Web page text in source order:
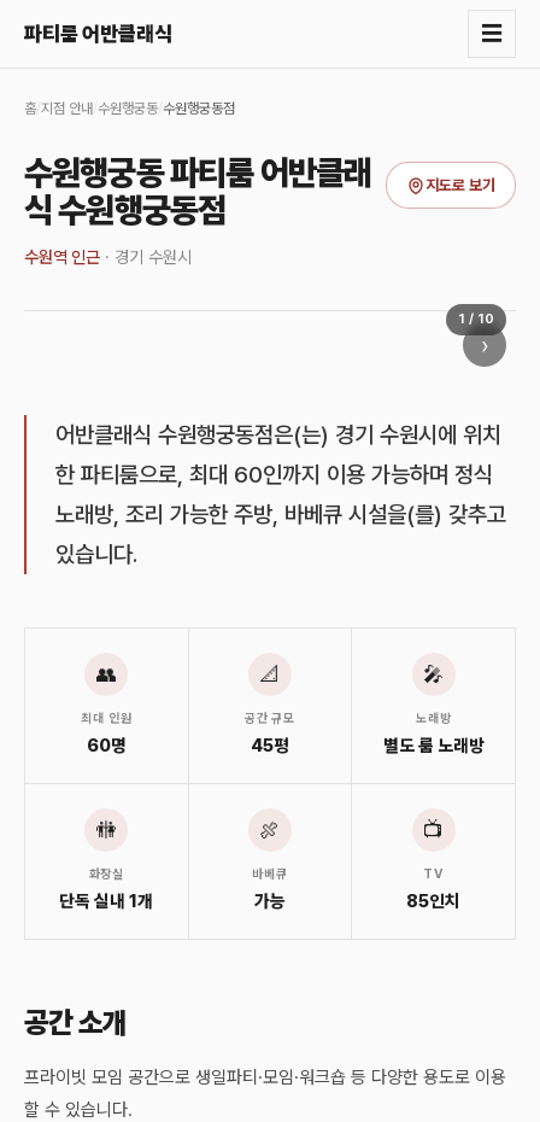
파티룸 어반클래식 ☰
홈/ 지점 안내 수원행궁동 수원행궁동점
수원행궁동 파티룸 어반클래
식 수원행궁동점
지도로 보기
수원역 인근 · 경기 수원시
›
1 / 10
어반클래식 수원행궁동점은(는) 경기 수원시에 위치
한 파티룸으로, 최대 60인까지 이용 가능하며 정식
노래방, 조리 가능한 주방, 바베큐 시설을(를) 갖추고
있습니다.
👥
최대 인원
60명
📐
공간 규모
45평
🎤
노래방
별도 룸 노래방
🚻
화장실
단독 실내 1개
🍖
바베큐
가능
📺
TV
85인치
공간 소개
프라이빗 모임 공간으로 생일파티·모임·워크숍 등 다양한 용도로 이용
할 수 있습니다.